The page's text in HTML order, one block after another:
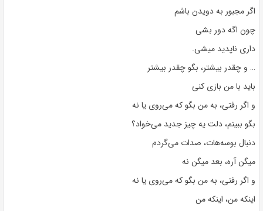
اگر مجبور به دویدن باشم
چون اگه دور بشی
داری ناپدید میشی.
… و چقدر بیشتر، بگو چقدر بیشتر
باید با من بازی کنی
و اگر رفتی، به من بگو که می‌روی یا نه
بگو ببینم، دلت یه چیز جدید می‌خواد؟
دنبال بوسه‌هات، صدات می‌گردم
میگن آره، بعد میگن نه
و اگر رفتی، به من بگو که می‌روی یا نه
اینکه من، اینکه من